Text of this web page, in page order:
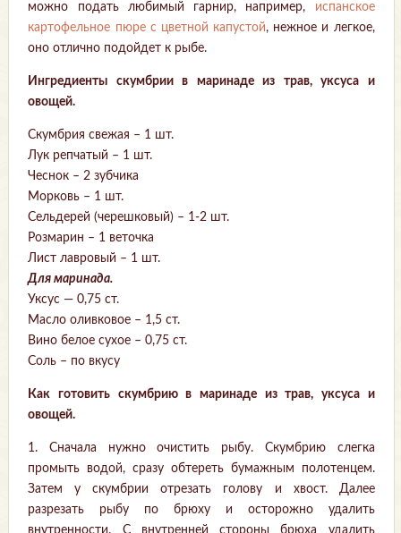
можно подать любимый гарнир, например,
испанское
картофельное пюре с цветной капустой, нежное и легкое,
оно отлично подойдет к рыбе.
Ингредиенты скумбрии в маринаде из трав, уксуса и
овощей.
Скумбрия свежая – 1 шт.
Лук репчатый – 1 шт.
Чеснок – 2 зубчика
Морковь – 1 шт.
Сельдерей (черешковый) – 1-2 шт.
Розмарин – 1 веточка
Лист лавровый – 1 шт.
Для маринада.
Уксус — 0,75 ст.
Масло оливковое – 1,5 ст.
Вино белое сухое – 0,75 ст.
Соль – по вкусу
Как готовить скумбрию в маринаде из трав, уксуса и
овощей.
1. Сначала нужно очистить рыбу. Скумбрию слегка
промыть водой, сразу обтереть бумажным полотенцем.
Затем у скумбрии отрезать голову и хвост. Далее
разрезать рыбу по брюху и осторожно удалить